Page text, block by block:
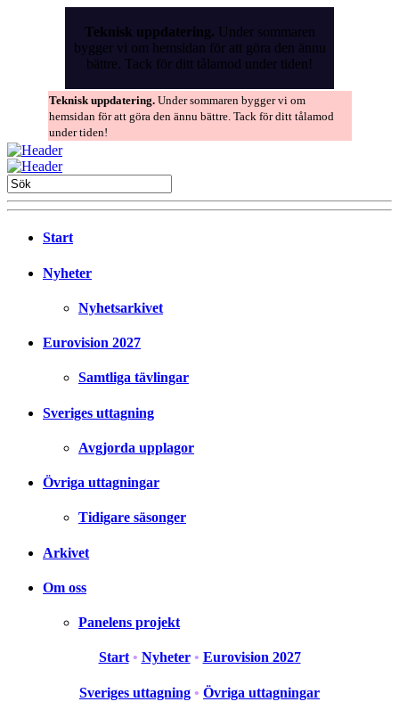
Teknisk uppdatering. Under sommaren
bygger vi om hemsidan för att göra den ännu
bättre. Tack för ditt tålamod under tiden!
Teknisk uppdatering. Under sommaren bygger vi om
hemsidan för att göra den ännu bättre. Tack för ditt tålamod
under tiden!
Start
Nyheter
Nyhetsarkivet
Eurovision 2027
Samtliga tävlingar
Sveriges uttagning
Avgjorda upplagor
Övriga uttagningar
Tidigare säsonger
Arkivet
Om oss
Panelens projekt
Start • Nyheter • Eurovision 2027
Sveriges uttagning • Övriga uttagningar